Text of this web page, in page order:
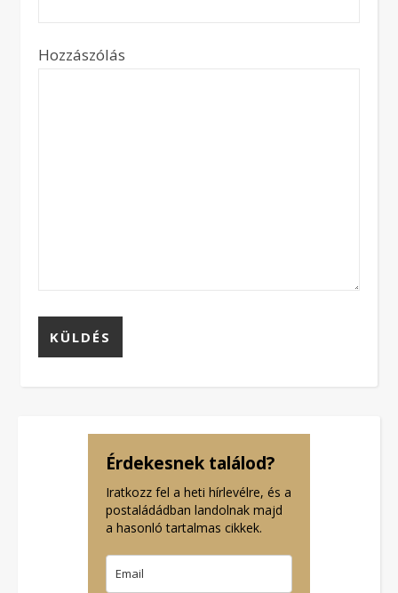
Hozzászólás
Érdekesnek találod?
Iratkozz fel a heti hírlevélre, és a
postaládádban landolnak majd
a hasonló tartalmas cikkek.